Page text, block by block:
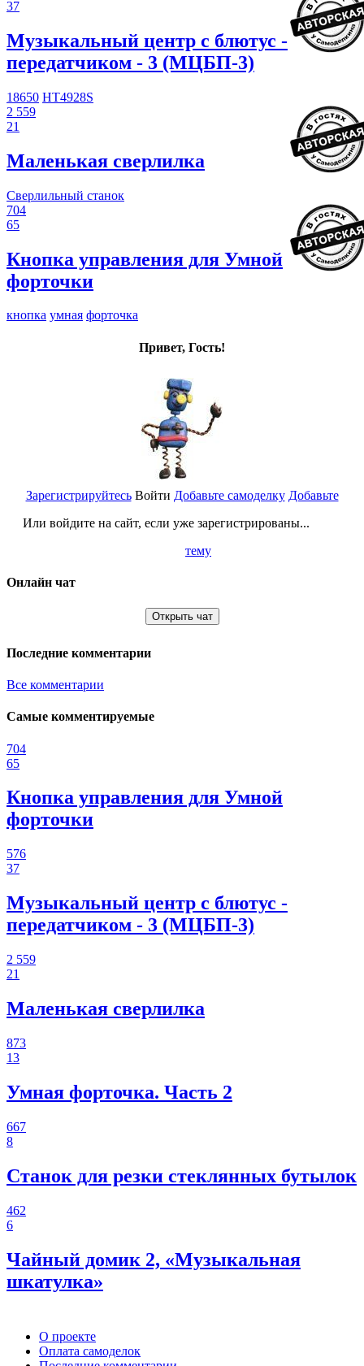
37
Музыкальный центр с блютус -
передатчиком - 3 (МЦБП-3)
18650 HT4928S
2 559
21
Маленькая сверлилка
Сверлильный станок
704
65
Кнопка управления для Умной
форточки
кнопка умная форточка
Привет, Гость!
Зарегистрируйтесь
Или войдите на сайт, если уже зарегистрированы...
Войти Добавьте самоделку Добавьте
тему
Онлайн чат
Открыть чат
Последние комментарии
Все комментарии
Самые комментируемые
704
65
Кнопка управления для Умной
форточки
576
37
Музыкальный центр с блютус -
передатчиком - 3 (МЦБП-3)
2 559
21
Маленькая сверлилка
873
13
Умная форточка. Часть 2
667
8
Станок для резки стеклянных бутылок
462
6
Чайный домик 2, «Музыкальная
шкатулка»
О проекте
Оплата самоделок